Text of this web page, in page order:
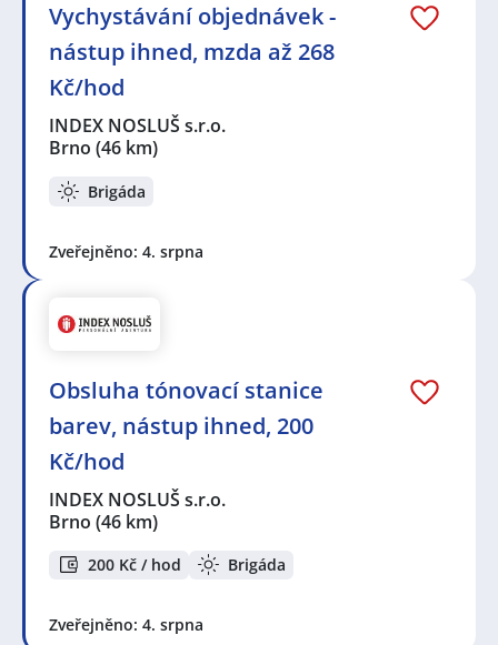
Vychystávání objednávek -
nástup ihned, mzda až 268
Kč/hod
INDEX NOSLUŠ s.r.o.
Brno (46 km)
Brigáda
Zveřejněno: 4. srpna
Obsluha tónovací stanice
barev, nástup ihned, 200
Kč/hod
INDEX NOSLUŠ s.r.o.
Brno (46 km)
200 Kč / hod Brigáda
Zveřejněno: 4. srpna